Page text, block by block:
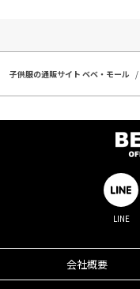
子供服の通販サイト ベベ・モール
LINE
会社概要